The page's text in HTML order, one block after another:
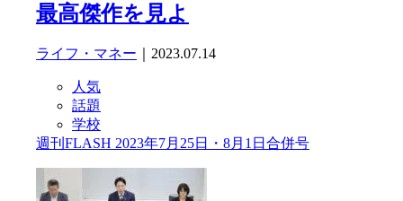
最高傑作を見よ
ライフ・マネー ｜2023.07.14
人気
話題
学校
週刊FLASH 2023年7月25日・8月1日合併号